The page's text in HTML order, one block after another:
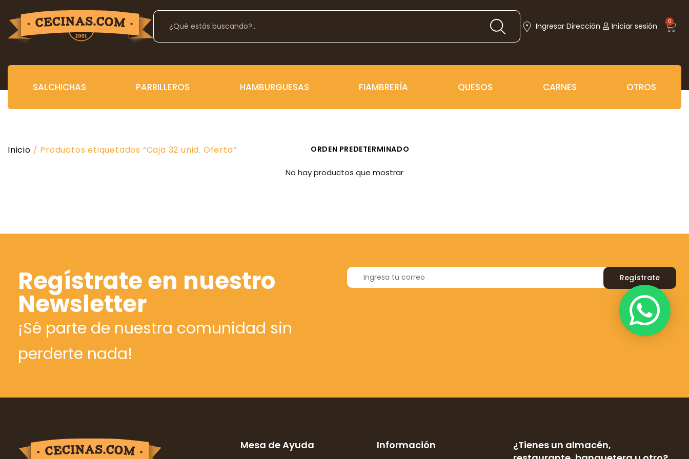
Ingresar Dirección Iniciar sesión 0
SALCHICHAS PARRILLEROS HAMBURGUESAS FIAMBRERÍA QUESOS CARNES OTROS
Inicio / Productos etiquetados “Caja 32 unid. Oferta”
No hay productos que mostrar
Regístrate en nuestro
Newsletter
¡Sé parte de nuestra comunidad sin
perderte nada!
Regístrate
Mesa de Ayuda Información
¿Tienes un almacén,